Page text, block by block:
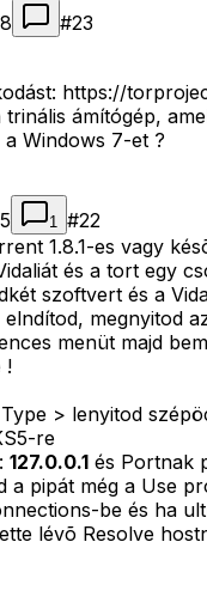
#23
https://
trinális ámítógép,
a Windows 7-et ?
1 #22
1.8.1-es vagy
és a tort egy
szoftvert és a
megnyitod
menüt majd
!
> lenyitod
re
127.0.0.1 és Portnak
a pipát még a Use
-be és ha
lévõ Resolve